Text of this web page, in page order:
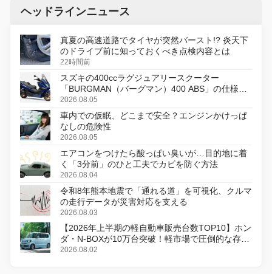
ヘッドラインニュース
真夏の高速道路でタイヤが突然バースト!? 炎天下
のドライブ前に知っておくべき点検内容とは
22時間前
スズキの400ccラグジュアリースクーター
「BURGMAN（バーグマン）400 ABS」の仕様を
変更し、8月18日に発売
2026.08.05
車内での仮眠、どこまで安全？エンジンかけっぱ
なしの危険性
2026.08.05
エアコンをつけたら酸っぱい臭いが…目的地に着
く「3分前」のひと工夫でカビを防ぐ方法
2026.08.04
令和8年熊本地震で「通れる道」を可視化、クルマ
の走行データが災害対応を支える
2026.08.03
【2026年上半期の軽自動車販売台数TOP10】ホン
ダ・N-BOXが10万台突破！軽市場で圧倒的な存在
感
2026.08.02